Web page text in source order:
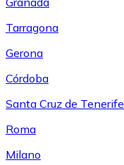
Tarragona
Gerona
Córdoba
Santa Cruz de Tenerife
Roma
Milano